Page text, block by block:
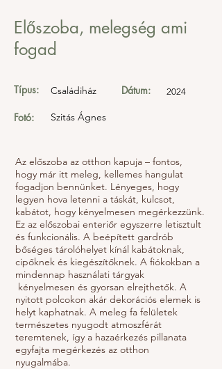
Előszoba, melegség ami
fogad
Típus: Családiház Dátum: 2024
Fotó: Szitás Ágnes
Az előszoba az otthon kapuja – fontos,
hogy már itt meleg, kellemes hangulat
fogadjon bennünket. Lényeges, hogy
legyen hova letenni a táskát, kulcsot,
kabátot, hogy kényelmesen megérkezzünk.
Ez az előszobai enteriőr egyszerre letisztult
és funkcionális. A beépített gardrób
bőséges tárolóhelyet kínál kabátoknak,
cipőknek és kiegészítőknek. A fiókokban a
mindennap használati tárgyak
kényelmesen és gyorsan elrejthetők. A
nyitott polcokon akár dekorációs elemek is
helyt kaphatnak. A meleg fa felületek
természetes nyugodt atmoszférát
teremtenek, így a hazaérkezés pillanata
egyfajta megérkezés az otthon
nyugalmába.